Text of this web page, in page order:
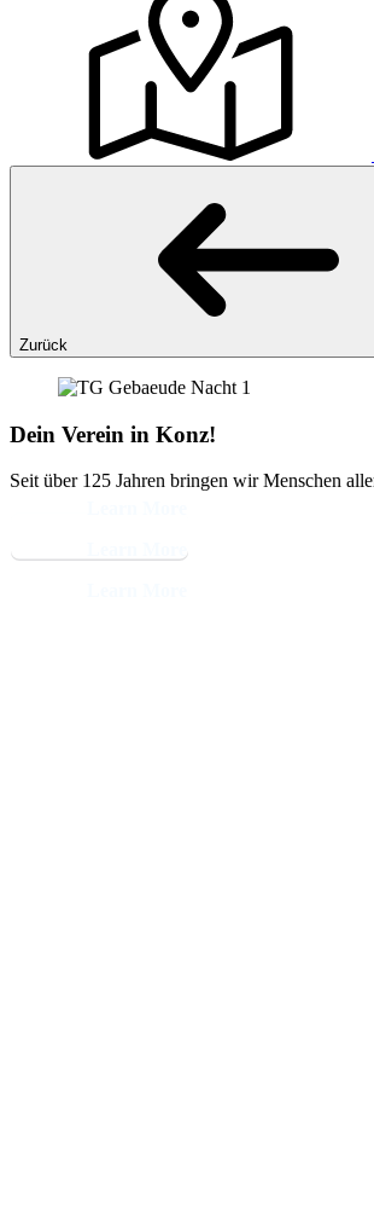
Zurück
Dein Verein in Konz!
Seit über 125 Jahren bringen wir Menschen